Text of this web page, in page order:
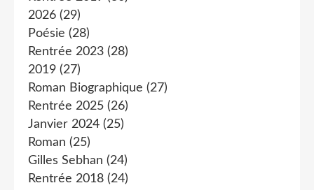
2026 (29)
Poésie (28)
Rentrée 2023 (28)
2019 (27)
Roman Biographique (27)
Rentrée 2025 (26)
Janvier 2024 (25)
Roman (25)
Gilles Sebhan (24)
Rentrée 2018 (24)